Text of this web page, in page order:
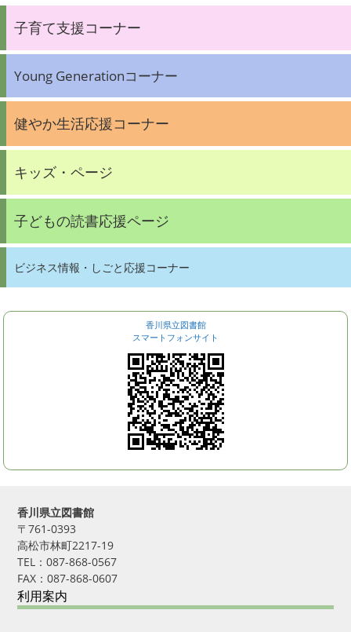
子育て支援コーナー
Young Generationコーナー
健やか生活応援コーナー
キッズ・ページ
子どもの読書応援ページ
ビジネス情報・しごと応援コーナー
香川県立図書館
スマートフォンサイト
香川県立図書館
〒761-0393
高松市林町2217-19
TEL：087-868-0567
FAX：087-868-0607
利用案内